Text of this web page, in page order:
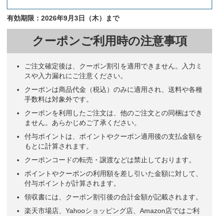
有効期限：2026年9月3日（木）まで
クーポンご利用時の注意事項
ご注文確定後は、クーポン割引を適用できません。入力ミ
スや入力漏れにご注意ください。
クーポンは商品代金（税込）のみに適用され、送料や各種
手数料は対象外です。
クーポンを利用したご注文は、他のご注文との同梱はでき
ません。あらかじめご了承ください。
付与ポイントは、ポイントやクーポン適用後の支払金額を
もとに計算されます。
クーポンコードの転売・譲渡などは禁止しております。
ポイントやクーポンの利用額を差し引いた金額に対して、
付与ポイントが計算されます。
領収書には、クーポン割引後の合計金額が記載されます。
楽天市場店、Yahooショッピング店、Amazon店ではご利